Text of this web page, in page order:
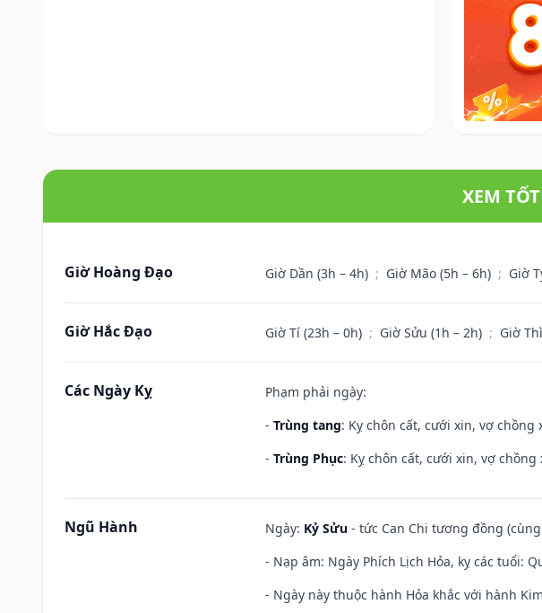
XEM
Giờ Hoàng Đạo Giờ Dần (3h – 4h) ; Giờ Mão (5h – 6h) ; Giờ
Giờ Hắc Đạo Giờ Tí (23h – 0h) ; Giờ Sửu (1h – 2h) ; Giờ
Các Ngày Kỵ
Phạm phải ngày:
- Trùng tang: Kỵ chôn cất, cưới xin, vợ chồng
- Trùng Phục: Kỵ chôn cất, cưới xin, vợ
Ngũ Hành Ngày: Kỷ Sửu - tức Can Chi tương đồng
- Nạp âm: Ngày Phích Lịch Hỏa, kỵ các tuổi:
- Ngày này thuộc hành Hỏa khắc với hành